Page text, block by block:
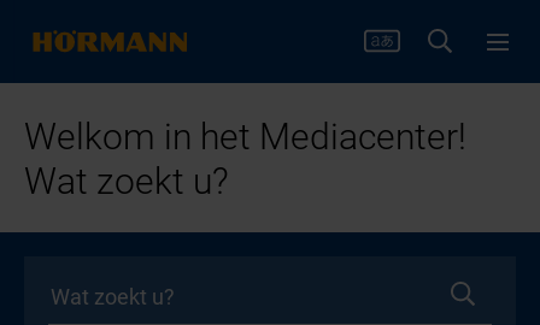
Welkom in het Mediacenter!
Wat zoekt u?